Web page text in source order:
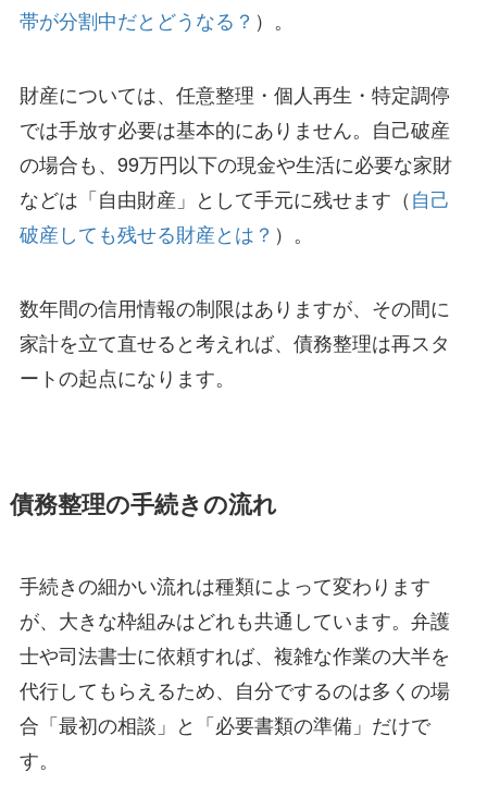
帯が分割中だとどうなる？ ）。
財産については、任意整理・個人再生・特定調停
では手放す必要は基本的にありません。自己破産
の場合も、99万円以下の現金や生活に必要な家財
などは「自由財産」として手元に残せます（自己
破産しても残せる財産とは？ ）。
数年間の信用情報の制限はありますが、その間に
家計を立て直せると考えれば、債務整理は再スタ
ートの起点になります。
債務整理の手続きの流れ
手続きの細かい流れは種類によって変わります
が、大きな枠組みはどれも共通しています。弁護
士や司法書士に依頼すれば、複雑な作業の大半を
代行してもらえるため、自分でするのは多くの場
合「最初の相談」と「必要書類の準備」だけで
す。